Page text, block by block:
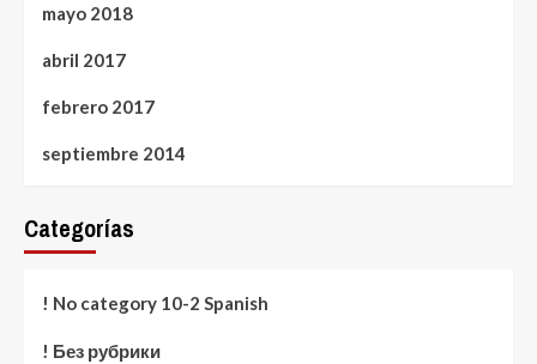
mayo 2018
abril 2017
febrero 2017
septiembre 2014
Categorías
! No category 10-2 Spanish
! Без рубрики